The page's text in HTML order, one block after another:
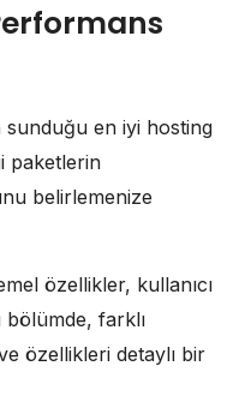
sunduğu en iyi hosting
paketlerin
belirlemenize
özellikler, kullanıcı
farklı
özellikleri detaylı bir